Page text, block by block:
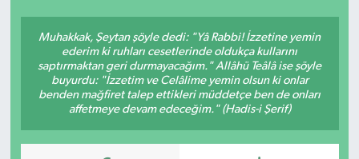
Muhakkak, Şeytan şöyle dedi: "Yâ Rabbi! İzzetine yemin
ederim ki ruhları cesetlerinde oldukça kullarını
saptırmaktan geri durmayacağım." Allâhü Teâlâ ise şöyle
buyurdu: "İzzetim ve Celâlime yemin olsun ki onlar
benden mağfiret talep ettikleri müddetçe ben de onları
affetmeye devam edeceğim." (Hadis-i Şerif)
Sağlık
Teknoloji